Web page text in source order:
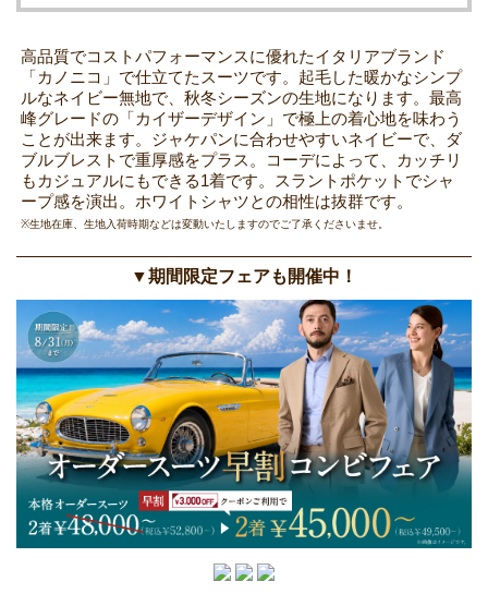
高品質でコストパフォーマンスに優れたイタリアブランド
「カノニコ」で仕立てたスーツです。起毛した暖かなシンプ
ルなネイビー無地で、秋冬シーズンの生地になります。最高
峰グレードの「カイザーデザイン」で極上の着心地を味わう
ことが出来ます。ジャケパンに合わせやすいネイビーで、ダ
ブルブレストで重厚感をプラス。コーデによって、カッチリ
もカジュアルにもできる1着です。スラントポケットでシャ
ープ感を演出。ホワイトシャツとの相性は抜群です。
※生地在庫、生地入荷時期などは変動いたしますのでご了承くださいませ。
▼期間限定フェアも開催中！